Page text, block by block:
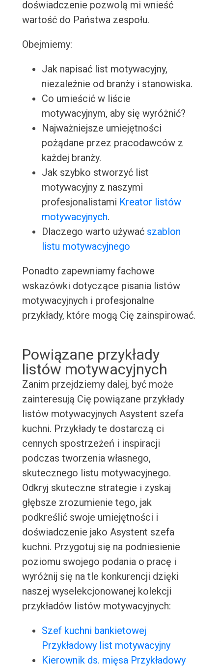
doświadczenie pozwolą mi wnieść
wartość do Państwa zespołu.
Obejmiemy:
Jak napisać list motywacyjny,
niezależnie od branży i stanowiska.
Co umieścić w liście
motywacyjnym, aby się wyróżnić?
Najważniejsze umiejętności
pożądane przez pracodawców z
każdej branży.
Jak szybko stworzyć list
motywacyjny z naszymi
profesjonalistami Kreator listów
motywacyjnych.
Dlaczego warto używać szablon
listu motywacyjnego
Ponadto zapewniamy fachowe
wskazówki dotyczące pisania listów
motywacyjnych i profesjonalne
przykłady, które mogą Cię zainspirować.
Powiązane przykłady
listów motywacyjnych
Zanim przejdziemy dalej, być może
zainteresują Cię powiązane przykłady
listów motywacyjnych Asystent szefa
kuchni. Przykłady te dostarczą ci
cennych spostrzeżeń i inspiracji
podczas tworzenia własnego,
skutecznego listu motywacyjnego.
Odkryj skuteczne strategie i zyskaj
głębsze zrozumienie tego, jak
podkreślić swoje umiejętności i
doświadczenie jako Asystent szefa
kuchni. Przygotuj się na podniesienie
poziomu swojego podania o pracę i
wyróżnij się na tle konkurencji dzięki
naszej wyselekcjonowanej kolekcji
przykładów listów motywacyjnych:
Szef kuchni bankietowej
Przykładowy list motywacyjny
Kierownik ds. mięsa Przykładowy